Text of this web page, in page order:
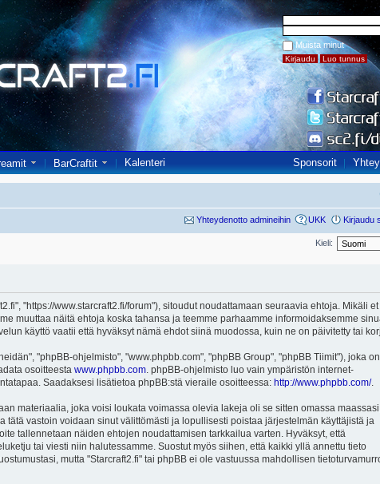
Muista minut
BarCraftit Kalenteri Sponsorit
Yhteydenotto admineihin UKK Kirjaudu
Kieli:
"https://www.starcraft2.fi/forum"), sitoudut noudattamaan seuraavia ehtoja. Mikäli et
muuttaa näitä ehtoja koska tahansa ja teemme parhaamme informoidaksemme
käyttö vaatii että hyväksyt nämä ehdot siinä muodossa, kuin ne on päivitetty tai
"phpBB-ohjelmisto", "www.phpbb.com", "phpBB Group", "phpBB Tiimit"), joka on
osoitteesta www.phpbb.com . phpBB-ohjelmisto luo vain ympäristön internet-
Saadaksesi lisätietoa phpBB:stä vieraile osoitteessa: http://www.phpbb.com/.
materiaalia, joka voisi loukata voimassa olevia lakeja oli se sitten omassa
vastoin voidaan sinut välittömästi ja lopullisesti poistaa järjestelmän käyttäjistä ja
tallennetaan näiden ehtojen noudattamisen tarkkailua varten. Hyväksyt, että
tai viesti niin halutessamme. Suostut myös siihen, että kaikki yllä annettu tieto
mutta "Starcraft2.fi" tai phpBB ei ole vastuussa mahdollisen